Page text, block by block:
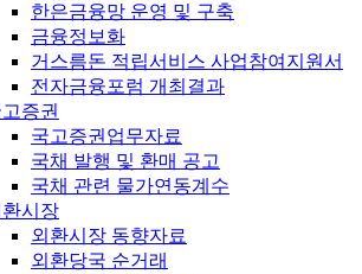
한은금융망 운영 및 구축
금융정보화
거스름돈 적립서비스 사업참여지원서
전자금융포럼 개최결과
증권
국고증권업무자료
국채 발행 및 환매 공고
국채 관련 물가연동계수
시장
외환시장 동향자료
외환당국 순거래